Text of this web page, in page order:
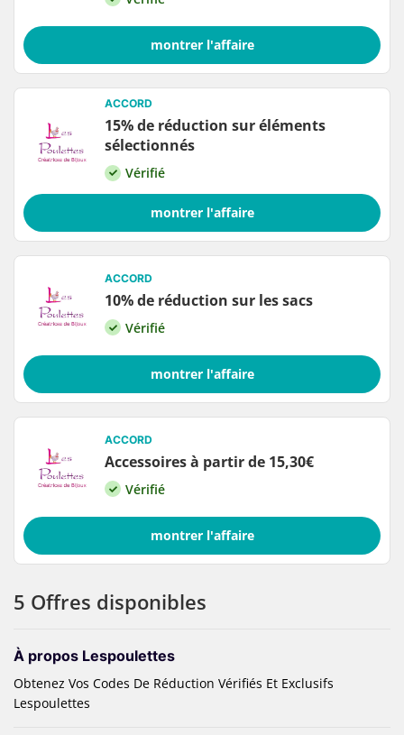
5 Offres disponibles
À propos Lespoulettes
Obtenez Vos Codes De Réduction Vérifiés Et Exclusifs
Lespoulettes
montrer l'affaire
ACCORD
15% de réduction sur éléments
sélectionnés
Vérifié
montrer l'affaire
ACCORD
10% de réduction sur les sacs
Vérifié
montrer l'affaire
ACCORD
Accessoires à partir de 15,30€
Vérifié
montrer l'affaire